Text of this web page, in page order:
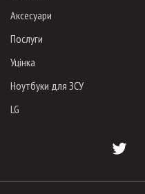
Аксесуари
Послуги
Уцінка
Ноутбуки для ЗСУ
LG